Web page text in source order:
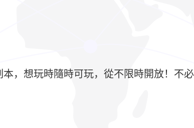
，想玩時隨時可玩，從不限時開放！不